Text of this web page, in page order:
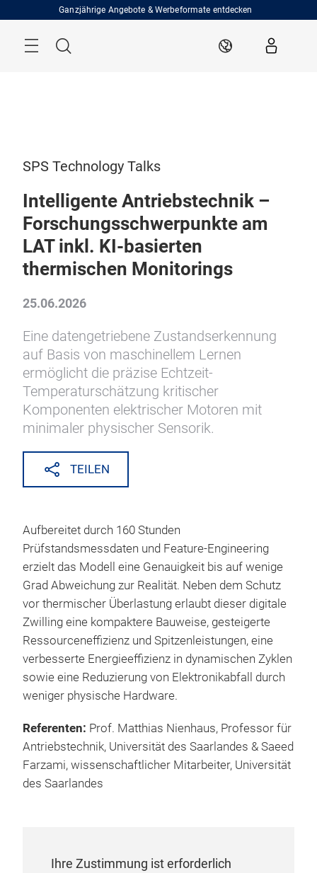
Ganzjährige Angebote & Werbeformate entdecken
Suche DE
SPS Technology Talks
Intelligente Antriebstechnik –
Forschungsschwerpunkte am
LAT inkl. KI-basierten
thermischen Monitorings
25.06.2026
Eine datengetriebene Zustandserkennung
auf Basis von maschinellem Lernen
ermöglicht die präzise Echtzeit-
Temperaturschätzung kritischer
Komponenten elektrischer Motoren mit
minimaler physischer Sensorik.
TEILEN
Aufbereitet durch 160 Stunden
Prüfstandsmessdaten und Feature-Engineering
erzielt das Modell eine Genauigkeit bis auf wenige
Grad Abweichung zur Realität. Neben dem Schutz
vor thermischer Überlastung erlaubt dieser digitale
Zwilling eine kompaktere Bauweise, gesteigerte
Ressourceneffizienz und Spitzenleistungen, eine
verbesserte Energieeffizienz in dynamischen Zyklen
sowie eine Reduzierung von Elektronikabfall durch
weniger physische Hardware.
Referenten: Prof. Matthias Nienhaus, Professor für
Antriebstechnik, Universität des Saarlandes & Saeed
Farzami, wissenschaftlicher Mitarbeiter, Universität
des Saarlandes
Ihre Zustimmung ist erforderlich